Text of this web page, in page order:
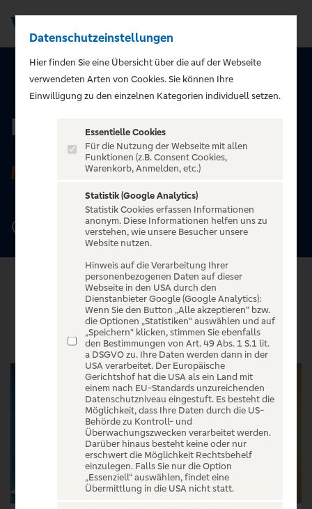
ZURÜCK ZUR STARTSEITE
Prinzregententheater
MÜNCHEN
Prinzregentenplatz 12, 81675 MÜnchen
VERANSTALTUNGEN
Datenschutzeinstellungen
Hier finden Sie eine Übersicht über die auf der Webseite
verwendeten Arten von Cookies. Sie können Ihre
Einwilligung zu den einzelnen Kategorien individuell setzen.
Essentielle Cookies
Für die Nutzung der Webseite mit allen
Funktionen (z.B. Consent Cookies,
Warenkorb, Anmelden, etc.)
Statistik (Google Analytics)
Statistik Cookies erfassen Informationen
anonym. Diese Informationen helfen uns zu
verstehen, wie unsere Besucher unsere
Website nutzen.
Hinweis auf die Verarbeitung Ihrer
personenbezogenen Daten auf dieser
Webseite in den USA durch den
Dienstanbieter Google (Google Analytics):
Wenn Sie den Button „Alle akzeptieren“ bzw.
die Optionen „Statistiken“ auswählen und auf
„Speichern“ klicken, stimmen Sie ebenfalls
den Bestimmungen von Art. 49 Abs. 1 S.1 lit.
a DSGVO zu. Ihre Daten werden dann in der
USA verarbeitet. Der Europäische
Gerichtshof hat die USA als ein Land mit
einem nach EU-Standards unzureichenden
Datenschutzniveau eingestuft. Es besteht die
Möglichkeit, dass Ihre Daten durch die US-
Behörde zu Kontroll- und
Überwachungszwecken verarbeitet werden.
Darüber hinaus besteht keine oder nur
erschwert die Möglichkeit Rechtsbehelf
einzulegen. Falls Sie nur die Option
„Essenziell“ auswählen, findet eine
Übermittlung in die USA nicht statt.